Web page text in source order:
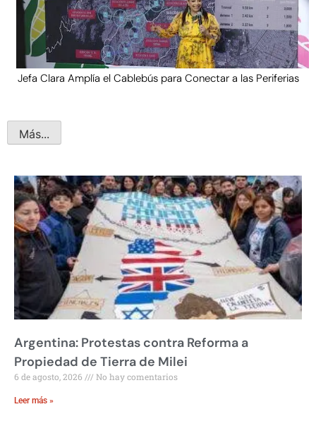
Jefa Clara Amplía el Cablebús para Conectar a las Periferias
Más...
Argentina: Protestas contra Reforma a
Propiedad de Tierra de Milei
6 de agosto, 2026 No hay comentarios
Leer más »